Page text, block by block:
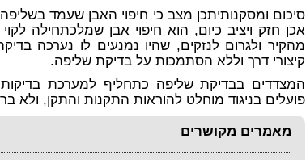
סיכום ומסקנותיתכן מצב כי חיפוי האבן שעמד
אכן חזק ויציב כיום, הוא חיפוי אבן שמלכתחילה
מהקיר ולגרום לנזקים, שהיו נמנעים לו נערכה
קיצורי דרך וללא הסתמכות על בדיקת שליפה.
המצדדים בבדיקת שליפה כתחליף למערכת
פועלים בניגוד מוחלט להוראות התקנות והתקן,
מאמרים מקושרים